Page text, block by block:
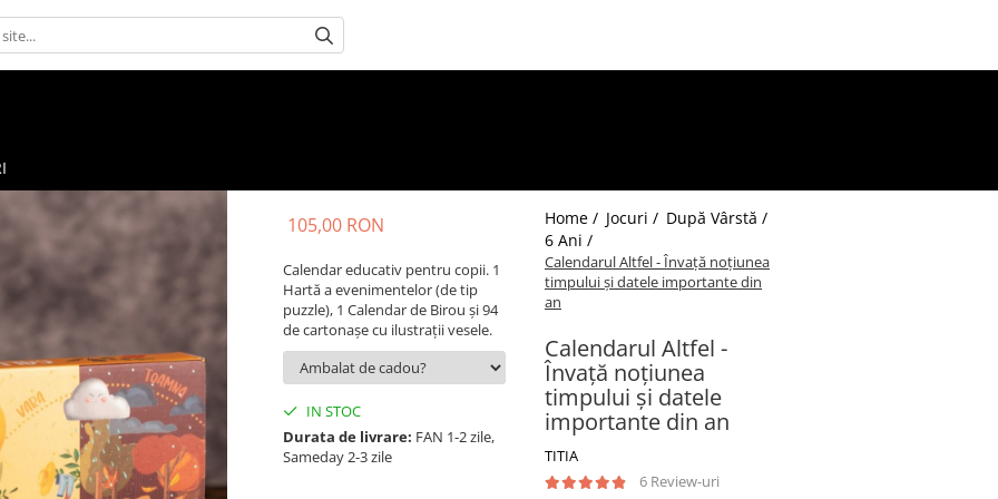
Home / Jocuri / După Vârstă /
6 Ani /
Calendarul Altfel - Învață noțiunea
timpului și datele importante din
an
Calendarul Altfel -
Învață noțiunea
timpului și datele
importante din an
TITIA
6 Review-uri
105,00 RON
Calendar educativ pentru copii. 1
Hartă a evenimentelor (de tip
puzzle), 1 Calendar de Birou și 94
de cartonașe cu ilustrații vesele.
IN STOC
Durata de livrare: FAN 1-2 zile,
Sameday 2-3 zile